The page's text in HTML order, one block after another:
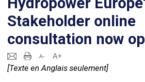
Stakeholder online
consultation now
[Texte en Anglais seulement]